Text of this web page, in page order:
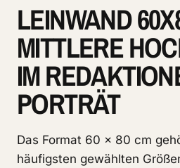
LEINWAND
MITTLERE
IM
PORTRÄT
Das Format 60 × 80 cm
häufigsten gewählten